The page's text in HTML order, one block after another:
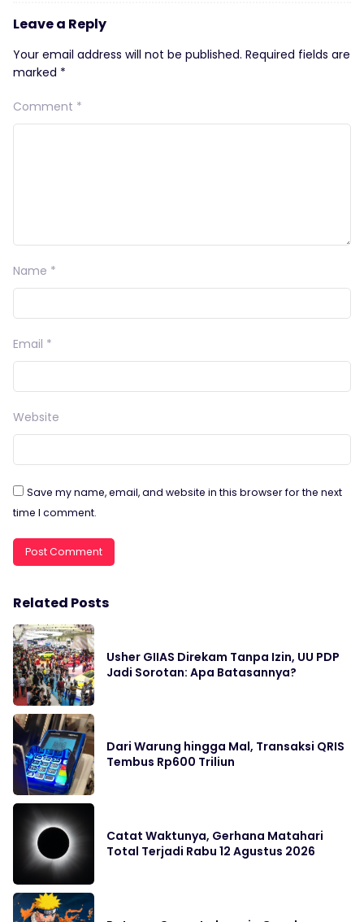
Leave a Reply
Your email address will not be published. Required fields are
marked *
Comment *
Name *
Email *
Website
Save my name, email, and website in this browser for the next
time I comment.
Related Posts
Usher GIIAS Direkam Tanpa Izin, UU PDP
Jadi Sorotan: Apa Batasannya?
Dari Warung hingga Mal, Transaksi QRIS
Tembus Rp600 Triliun
Catat Waktunya, Gerhana Matahari
Total Terjadi Rabu 12 Agustus 2026